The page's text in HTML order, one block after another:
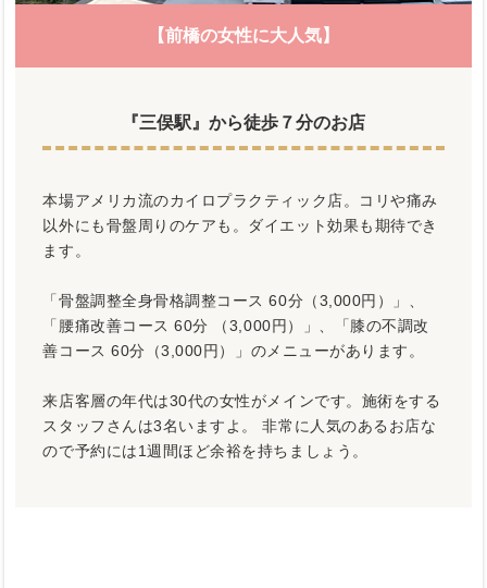
【前橋の女性に大人気】
『三俣駅』から徒歩７分のお店
本場アメリカ流のカイロプラクティック店。コリや痛み
以外にも骨盤周りのケアも。ダイエット効果も期待でき
ます。
「骨盤調整全身骨格調整コース 60分（3,000円）」、
「腰痛改善コース 60分 （3,000円）」、「膝の不調改
善コース 60分（3,000円）」のメニューがあります。
来店客層の年代は30代の女性がメインです。施術をする
スタッフさんは3名いますよ。 非常に人気のあるお店な
ので予約には1週間ほど余裕を持ちましょう。